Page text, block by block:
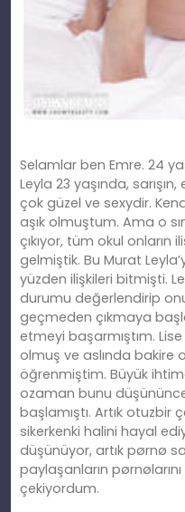
Selamlar ben Emre. 24
Leyla 23 yaşında,
çok güzel ve sexydir.
aşık olmuştum. Ama o
çıkıyor, tüm okul onların
gelmiştik. Bu Murat
yüzden ilişkileri bitmişti.
durumu değerlendirip
geçmeden çıkmaya
etmeyi başarmıştım.
olmuş ve aslında bakire
öğrenmiştim. Büyük
ozaman bunu
başlamıştı. Artık otuzbir
sikerkenki halini hayal
düşünüyor, artık pørnø
paylaşanların
çekiyordum.